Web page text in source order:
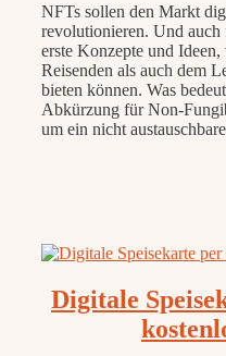
NFTs sollen den Markt
revolutionieren. Und auch
erste Konzepte und
Reisenden als auch dem
bieten können. Was
Abkürzung für Non-
um ein nicht
Digitale